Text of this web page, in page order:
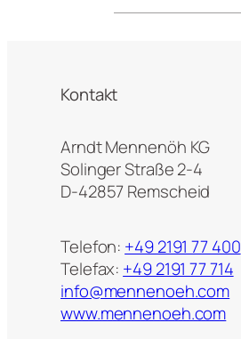
Kontakt
Arndt Mennenöh KG
Solinger Straße 2-4
D-42857 Remscheid
Telefon: +49 2191 77 400
Telefax: +49 2191 77 714
info@mennenoeh.com
www.mennenoeh.com